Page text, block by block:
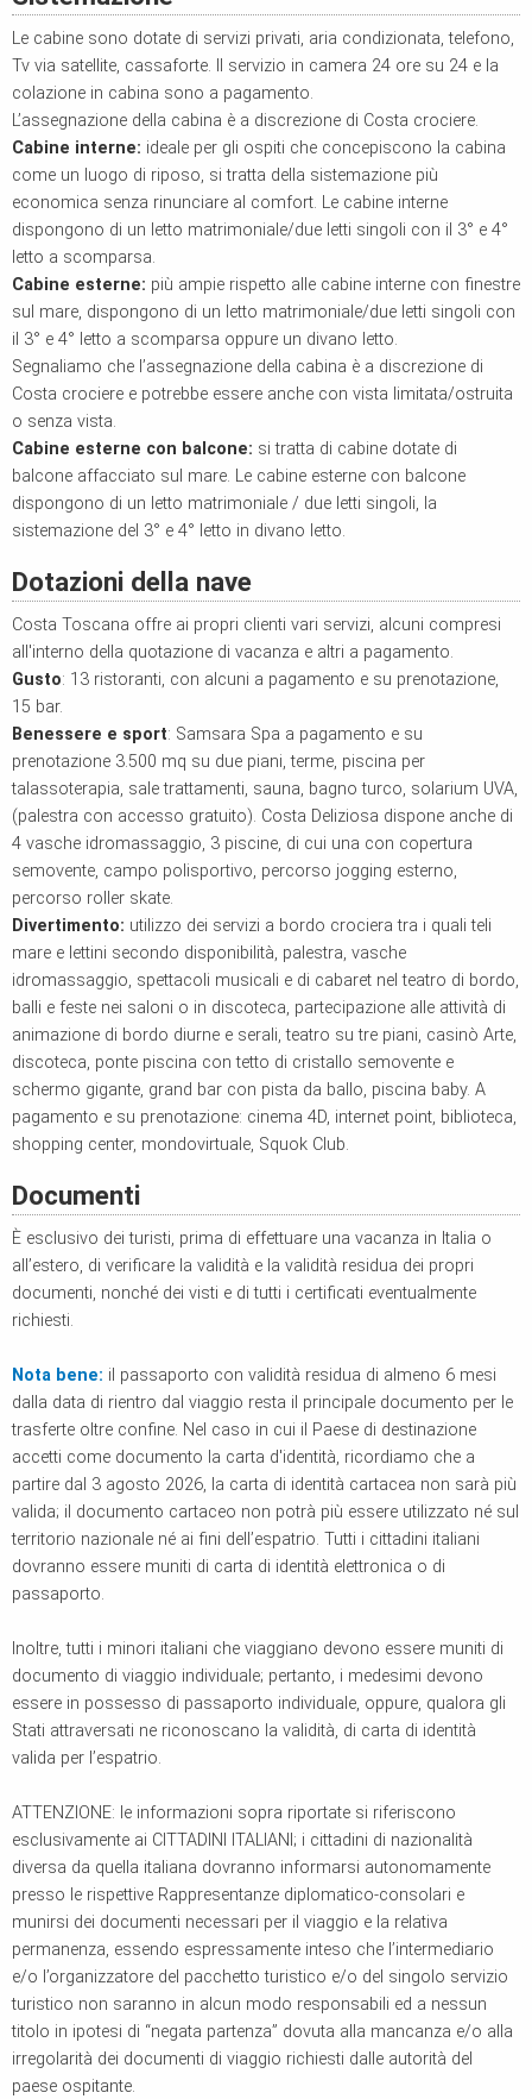
Le cabine sono dotate di servizi privati, aria condizionata, telefono,
Tv via satellite, cassaforte. Il servizio in camera 24 ore su 24 e la
colazione in cabina sono a pagamento.
L’assegnazione della cabina è a discrezione di Costa crociere.
Cabine interne: ideale per gli ospiti che concepiscono la cabina
come un luogo di riposo, si tratta della sistemazione più
economica senza rinunciare al comfort. Le cabine interne
dispongono di un letto matrimoniale/due letti singoli con il 3° e 4°
letto a scomparsa.
Cabine esterne: più ampie rispetto alle cabine interne con finestre
sul mare, dispongono di un letto matrimoniale/due letti singoli con
il 3° e 4° letto a scomparsa oppure un divano letto.
Segnaliamo che l’assegnazione della cabina è a discrezione di
Costa crociere e potrebbe essere anche con vista limitata/ostruita
o senza vista.
Cabine esterne con balcone: si tratta di cabine dotate di
balcone affacciato sul mare. Le cabine esterne con balcone
dispongono di un letto matrimoniale / due letti singoli, la
sistemazione del 3° e 4° letto in divano letto.
Dotazioni della nave
Costa Toscana offre ai propri clienti vari servizi, alcuni compresi
all'interno della quotazione di vacanza e altri a pagamento.
Gusto: 13 ristoranti, con alcuni a pagamento e su prenotazione,
15 bar.
Benessere e sport: Samsara Spa a pagamento e su
prenotazione 3.500 mq su due piani, terme, piscina per
talassoterapia, sale trattamenti, sauna, bagno turco, solarium UVA,
(palestra con accesso gratuito). Costa Deliziosa dispone anche di
4 vasche idromassaggio, 3 piscine, di cui una con copertura
semovente, campo polisportivo, percorso jogging esterno,
percorso roller skate.
Divertimento: utilizzo dei servizi a bordo crociera tra i quali teli
mare e lettini secondo disponibilità, palestra, vasche
idromassaggio, spettacoli musicali e di cabaret nel teatro di bordo,
balli e feste nei saloni o in discoteca, partecipazione alle attività di
animazione di bordo diurne e serali, teatro su tre piani, casinò Arte,
discoteca, ponte piscina con tetto di cristallo semovente e
schermo gigante, grand bar con pista da ballo, piscina baby. A
pagamento e su prenotazione: cinema 4D, internet point, biblioteca,
shopping center, mondovirtuale, Squok Club.
Documenti
È esclusivo dei turisti, prima di effettuare una vacanza in Italia o
all’estero, di verificare la validità e la validità residua dei propri
documenti, nonché dei visti e di tutti i certificati eventualmente
richiesti.
Nota bene: il passaporto con validità residua di almeno 6 mesi
dalla data di rientro dal viaggio resta il principale documento per le
trasferte oltre confine. Nel caso in cui il Paese di destinazione
accetti come documento la carta d'identità, ricordiamo che a
partire dal 3 agosto 2026, la carta di identità cartacea non sarà più
valida; il documento cartaceo non potrà più essere utilizzato né sul
territorio nazionale né ai fini dell’espatrio. Tutti i cittadini italiani
dovranno essere muniti di carta di identità elettronica o di
passaporto.
Inoltre, tutti i minori italiani che viaggiano devono essere muniti di
documento di viaggio individuale; pertanto, i medesimi devono
essere in possesso di passaporto individuale, oppure, qualora gli
Stati attraversati ne riconoscano la validità, di carta di identità
valida per l’espatrio.
ATTENZIONE: le informazioni sopra riportate si riferiscono
esclusivamente ai CITTADINI ITALIANI; i cittadini di nazionalità
diversa da quella italiana dovranno informarsi autonomamente
presso le rispettive Rappresentanze diplomatico-consolari e
munirsi dei documenti necessari per il viaggio e la relativa
permanenza, essendo espressamente inteso che l’intermediario
e/o l’organizzatore del pacchetto turistico e/o del singolo servizio
turistico non saranno in alcun modo responsabili ed a nessun
titolo in ipotesi di “negata partenza” dovuta alla mancanza e/o alla
irregolarità dei documenti di viaggio richiesti dalle autorità del
paese ospitante.